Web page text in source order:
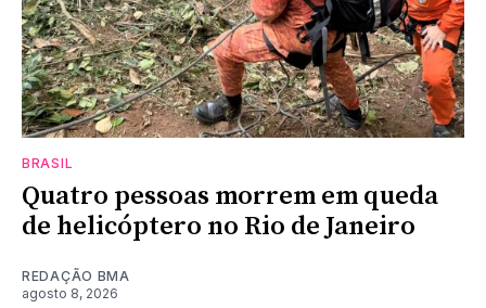
BRASIL
Quatro pessoas morrem em queda
de helicóptero no Rio de Janeiro
REDAÇÃO BMA
agosto 8, 2026